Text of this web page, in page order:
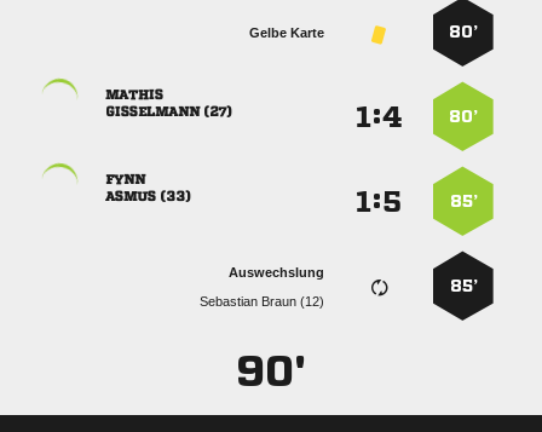
80’
Gelbe Karte
80’
:

 
85’
:

 
85’
Auswechslung
  
90'